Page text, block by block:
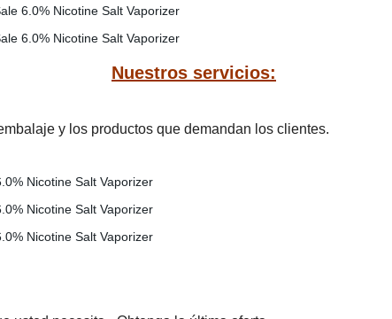
Nuestros servicios:
y los productos que demandan los clientes.